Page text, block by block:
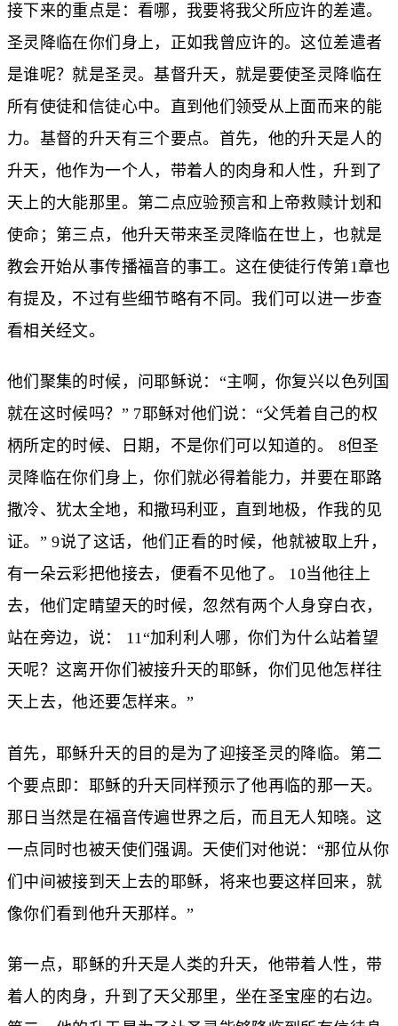
接下来的重点是：看哪，我要将我父所应许的差遣。
圣灵降临在你们身上，正如我曾应许的。这位差遣者
是谁呢？就是圣灵。基督升天，就是要使圣灵降临在
所有使徒和信徒心中。直到他们领受从上面而来的能
力。基督的升天有三个要点。首先，他的升天是人的
升天，他作为一个人，带着人的肉身和人性，升到了
天上的大能那里。第二点应验预言和上帝救赎计划和
使命；第三点，他升天带来圣灵降临在世上，也就是
教会开始从事传播福音的事工。这在使徒行传第1章也
有提及，不过有些细节略有不同。我们可以进一步查
看相关经文。
他们聚集的时候，问耶稣说：“主啊，你复兴以色列国
就在这时候吗？” 7耶稣对他们说：“父凭着自己的权
柄所定的时候、日期，不是你们可以知道的。 8但圣
灵降临在你们身上，你们就必得着能力，并要在耶路
撒冷、犹太全地，和撒玛利亚，直到地极，作我的见
证。” 9说了这话，他们正看的时候，他就被取上升，
有一朵云彩把他接去，便看不见他了。 10当他往上
去，他们定睛望天的时候，忽然有两个人身穿白衣，
站在旁边，说： 11“加利利人哪，你们为什么站着望
天呢？这离开你们被接升天的耶稣，你们见他怎样往
天上去，他还要怎样来。”
首先，耶稣升天的目的是为了迎接圣灵的降临。第二
个要点即：耶稣的升天同样预示了他再临的那一天。
那日当然是在福音传遍世界之后，而且无人知晓。这
一点同时也被天使们强调。天使们对他说：“那位从你
们中间被接到天上去的耶稣，将来也要这样回来，就
像你们看到他升天那样。”
第一点，耶稣的升天是人类的升天，他带着人性，带
着人的肉身，升到了天父那里，坐在圣宝座的右边。